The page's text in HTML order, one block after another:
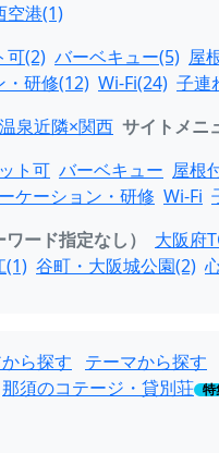
空港(1)
可(2) バーベキュー(5) 屋
・研修(12) Wi-Fi(24) 子連
温泉近隣×関西 サイトメニ
ト可 バーベキュー 屋根
ケーション・研修 Wi-Fi
ード指定なし）
大阪府
(1) 谷町・大阪城公園(2)
ら探す テーマから探す
那須のコテージ・貸別荘 特